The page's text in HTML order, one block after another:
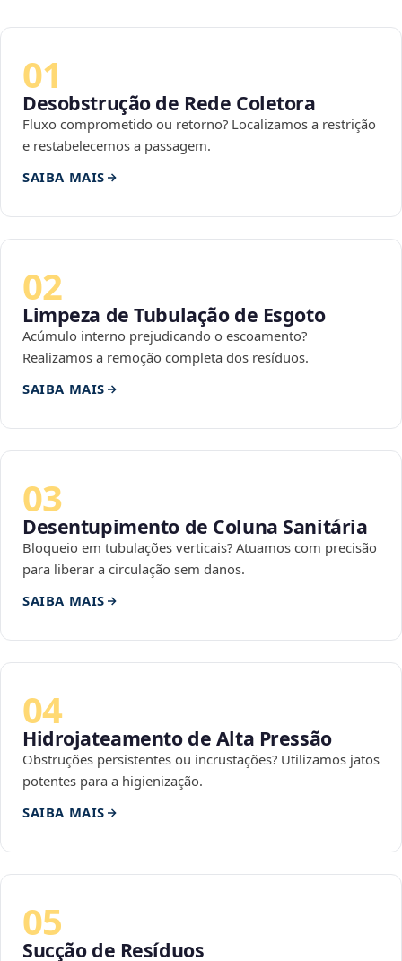
01
Desobstrução de Rede Coletora
Fluxo comprometido ou retorno? Localizamos a restrição
e restabelecemos a passagem.
SAIBA MAIS
02
Limpeza de Tubulação de Esgoto
Acúmulo interno prejudicando o escoamento?
Realizamos a remoção completa dos resíduos.
SAIBA MAIS
03
Desentupimento de Coluna Sanitária
Bloqueio em tubulações verticais? Atuamos com precisão
para liberar a circulação sem danos.
SAIBA MAIS
04
Hidrojateamento de Alta Pressão
Obstruções persistentes ou incrustações? Utilizamos jatos
potentes para a higienização.
SAIBA MAIS
05
Sucção de Resíduos